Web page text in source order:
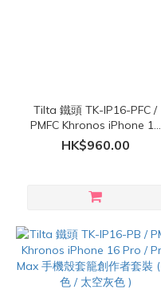
Tilta 鐵頭 TK-IP16-PFC /
PMFC Khronos iPhone 16
Pro / Pro Max 手機殼套籠
HK$960.00